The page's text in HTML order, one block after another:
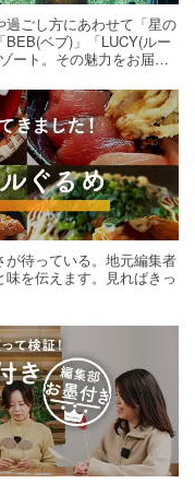
過ごし方にあわせて「星の
ベブ)」「LUCY(ルー
ート。その魅力をお届け
待っている。地元編集者
を伝えます。見ればきっ